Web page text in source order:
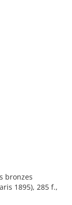
bronzes
1895), 285 f.,